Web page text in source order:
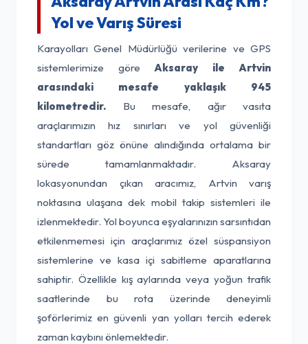
Yol ve Varış Süresi
Karayolları Genel Müdürlüğü verilerine ve GPS
sistemlerimize göre Aksaray ile Artvin
arasındaki mesafe yaklaşık 945
kilometredir. Bu mesafe, ağır vasıta
araçlarımızın hız sınırları ve yol güvenliği
standartları göz önüne alındığında ortalama bir
sürede tamamlanmaktadır. Aksaray
lokasyonundan çıkan aracımız, Artvin varış
noktasına ulaşana dek mobil takip sistemleri ile
izlenmektedir. Yol boyunca eşyalarınızın sarsıntıdan
etkilenmemesi için araçlarımız özel süspansiyon
sistemlerine ve kasa içi sabitleme aparatlarına
sahiptir. Özellikle kış aylarında veya yoğun trafik
saatlerinde bu rota üzerinde deneyimli
şoförlerimiz en güvenli yan yolları tercih ederek
zaman kaybını önlemektedir.